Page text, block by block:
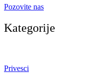
Pozovite nas
Kategorije
Privesci